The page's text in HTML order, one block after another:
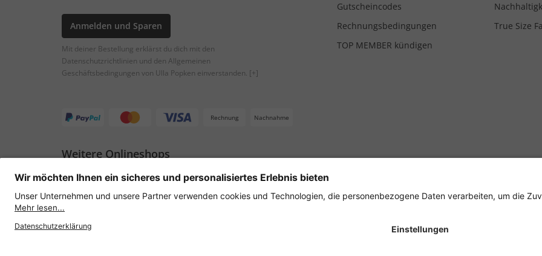
Anmelden und Sparen
Mit deiner Bestellung erklärst du dich mit den
Datenschutzrichtlinien und den Allgemeinen
Geschäftsbedingungen von Ulla Popken einverstanden. [+]
Gutscheincodes
Rechnungsbedingungen
TOP MEMBER kündigen
True Size
Rechnung Nachnahme
Weitere Onlineshops
Österreich